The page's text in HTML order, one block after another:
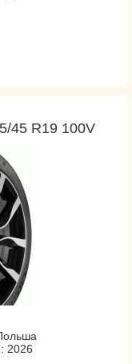
45 R19 100V
2026